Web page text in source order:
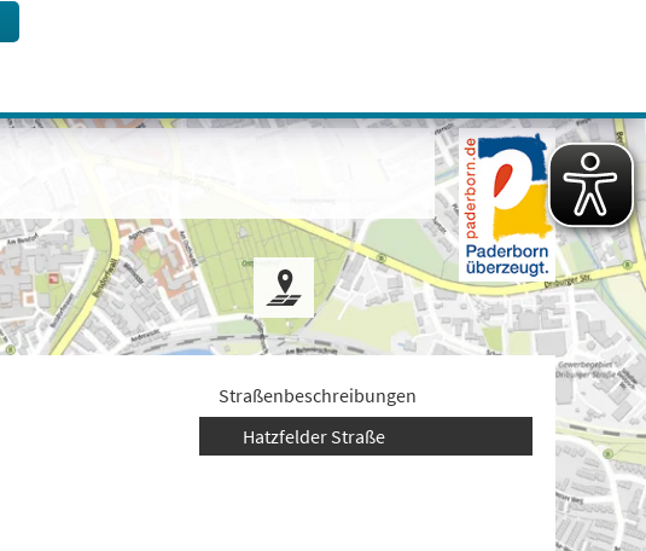
Straßenbeschreibungen
Hatzfelder Straße